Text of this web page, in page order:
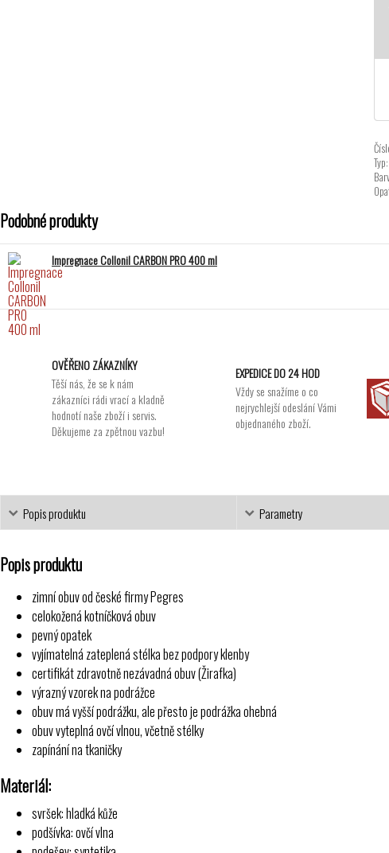
Typ:
Podobné produkty
Impregnace Collonil CARBON PRO 400 ml
OVĚŘENO ZÁKAZNÍKY
Těší nás, že se k nám
zákazníci rádi vrací a kladně
hodnotí naše zboží i servis.
Děkujeme za zpětnou vazbu!
EXPEDICE DO 24 HOD
Vždy se snažíme o co
nejrychlejší odeslání Vámi
objednaného zboží.
Popis produktu Parametry
Popis produktu
zimní obuv od české firmy Pegres
celokožená kotníčková obuv
pevný opatek
vyjímatelná zateplená stélka bez podpory klenby
certifikát zdravotně nezávadná obuv (Žirafka)
výrazný vzorek na podrážce
obuv má vyšší podrážku, ale přesto je podrážka ohebná
obuv vyteplná ovčí vlnou, včetně stélky
zapínání na tkaničky
Materiál:
svršek: hladká kůže
podšívka: ovčí vlna